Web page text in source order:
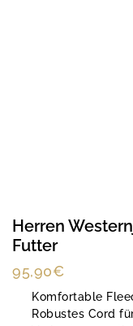
Herren
Futter
95,90€
Komfortable
Robustes Cord